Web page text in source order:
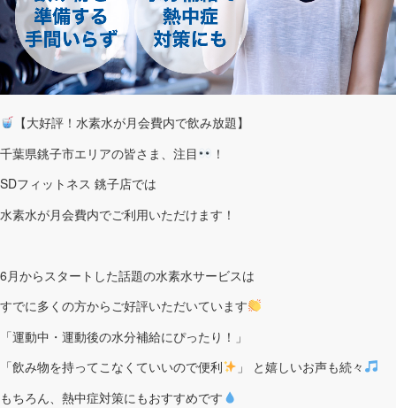
【大好評！水素水が月会費内で飲み放題】
千葉県銚子市エリアの皆さま、注目
！
SDフィットネス 銚子店では
水素水が月会費内でご利用いただけます！
6月からスタートした話題の水素水サービスは
すでに多くの方からご好評いただいています
「運動中・運動後の水分補給にぴったり！」
「飲み物を持ってこなくていいので便利
」 と嬉しいお声も続々
もちろん、熱中症対策にもおすすめです